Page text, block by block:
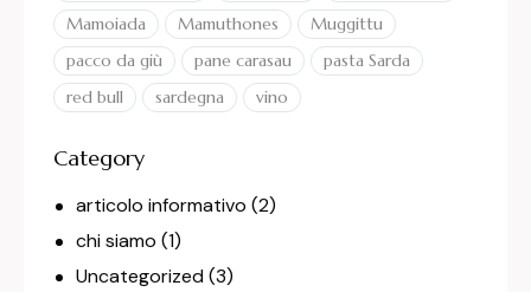
Mamoiada
Mamuthones
Muggittu
pacco da giù
pane carasau
pasta Sarda
red bull
sardegna vino
Category
articolo informativo (2)
chi siamo (1)
Uncategorized(3)